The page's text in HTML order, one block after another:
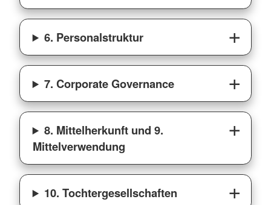
6. Personalstruktur
7. Corporate Governance
8. Mittelherkunft und 9.
Mittelverwendung
10. Tochtergesellschaften